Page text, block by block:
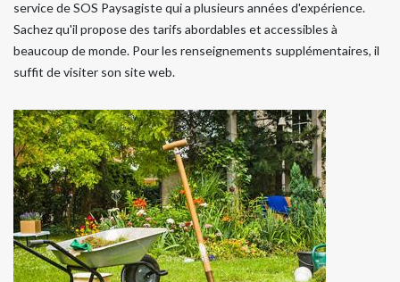
service de SOS Paysagiste qui a plusieurs années d'expérience.
Sachez qu'il propose des tarifs abordables et accessibles à
beaucoup de monde. Pour les renseignements supplémentaires, il
suffit de visiter son site web.